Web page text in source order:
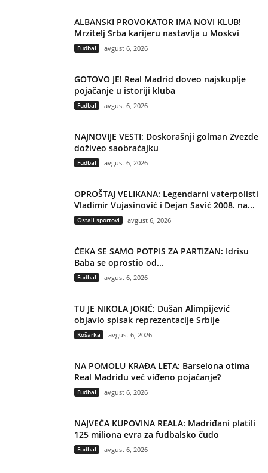
ALBANSKI PROVOKATOR IMA NOVI KLUB!
Mrzitelj Srba karijeru nastavlja u Moskvi
Fudbal avgust 6, 2026
GOTOVO JE! Real Madrid doveo najskuplje
pojačanje u istoriji kluba
Fudbal avgust 6, 2026
NAJNOVIJE VESTI: Doskorašnji golman Zvezde
doživeo saobraćajku
Fudbal avgust 6, 2026
OPROŠTAJ VELIKANA: Legendarni vaterpolisti
Vladimir Vujasinović i Dejan Savić 2008. na...
Ostali sportovi avgust 6, 2026
ČEKA SE SAMO POTPIS ZA PARTIZAN: Idrisu
Baba se oprostio od...
Fudbal avgust 6, 2026
TU JE NIKOLA JOKIĆ: Dušan Alimpijević
objavio spisak reprezentacije Srbije
Košarka avgust 6, 2026
NA POMOLU KRAĐA LETA: Barselona otima
Real Madridu već viđeno pojačanje?
Fudbal avgust 6, 2026
NAJVEĆA KUPOVINA REALA: Madriđani platili
125 miliona evra za fudbalsko čudo
Fudbal avgust 6, 2026